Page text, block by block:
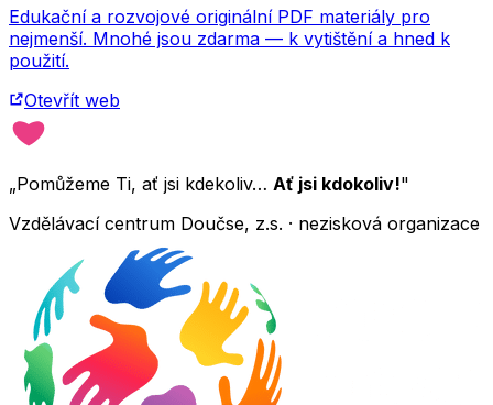
Edukační a rozvojové originální PDF materiály pro
nejmenší. Mnohé jsou zdarma — k vytištění a hned k
použití.
Otevřít web
„Pomůžeme Ti, ať jsi kdekoliv… Ať jsi kdokoliv!"
Vzdělávací centrum Doučse, z.s. · nezisková organizace